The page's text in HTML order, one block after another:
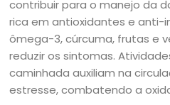
contribuir para o manejo da
rica em antioxidantes e anti-
ômega-3, cúrcuma, frutas e
reduzir os sintomas.
caminhada auxiliam na
estresse, combatendo a